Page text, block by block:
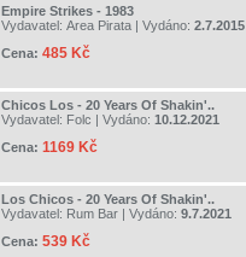
Empire Strikes - 1983
Vydavatel: Area Pirata | Vydáno: 2.7.2015
Cena: 485 Kč
Chicos Los - 20 Years Of Shakin'..
Vydavatel: Folc | Vydáno: 10.12.2021
Cena: 1169 Kč
Los Chicos - 20 Years Of Shakin'..
Vydavatel: Rum Bar | Vydáno: 9.7.2021
Cena: 539 Kč